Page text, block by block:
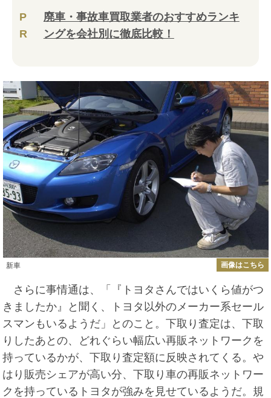
P
R
廃車・事故車買取業者のおすすめランキ
ングを会社別に徹底比較！
新車 画像はこちら
さらに事情通は、「『トヨタさんではいくら値がつ
きましたか』と聞く、トヨタ以外のメーカー系セール
スマンもいるようだ」とのこと。下取り査定は、下取
りしたあとの、どれぐらい幅広い再販ネットワークを
持っているかが、下取り査定額に反映されてくる。や
はり販売シェアが高い分、下取り車の再販ネットワー
クを持っているトヨタが強みを見せているようだ。規